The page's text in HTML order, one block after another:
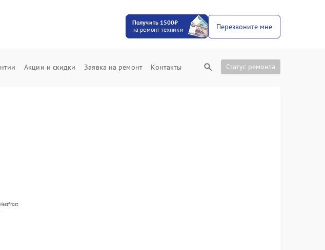
Получить 1500₽
на ремонт техники
Перезвоните мне
Акции и скидки Заявка на ремонт Контакты Статус ремонта